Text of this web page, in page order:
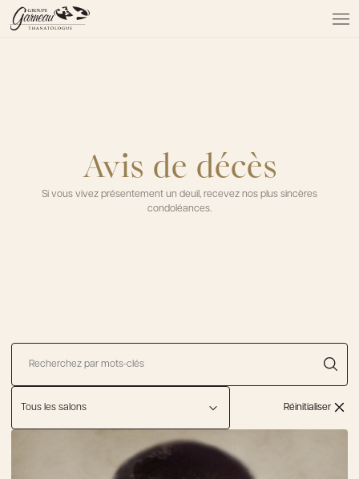
NOS SALONS
AVIS DE DÉCÈSAvis de décès
Si vous vivez présentement un deuil, recevez nos plus sincères
condoléances.
Réinitialiser